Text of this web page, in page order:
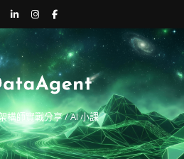
構師實戰分享 / AI 小課